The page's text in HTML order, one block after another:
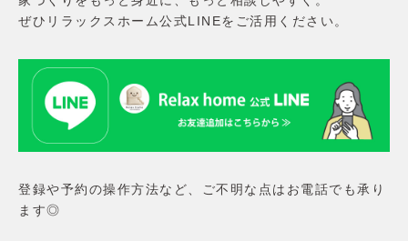
ぜひリラックスホーム公式LINEをご活用ください。
登録や予約の操作方法など、ご不明な点はお電話でも承り
ます◎